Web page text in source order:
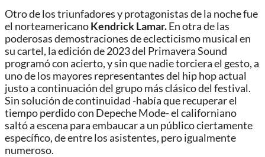
Otro de los triunfadores y protagonistas de la noche fue
el norteamericanoKendrick Lamar.En otra de las
poderosas demostraciones de eclecticismo musical en
su cartel, la edición de 2023 del Primavera Sound
programó con acierto, y sin que nadie torciera el gesto, a
uno de los mayores representantes del hip hop actual
justo a continuación del grupo más clásico del festival.
Sin solución de continuidad -había que recuperar el
tiempo perdido con Depeche Mode- el californiano
saltó a escena para embaucar a un público ciertamente
específico, de entre los asistentes, pero igualmente
numeroso.